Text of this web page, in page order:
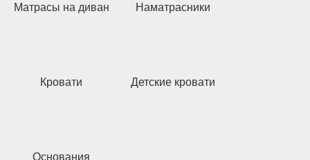
Матрасы на диван Наматрасники
Кровати Детские кровати
Основания